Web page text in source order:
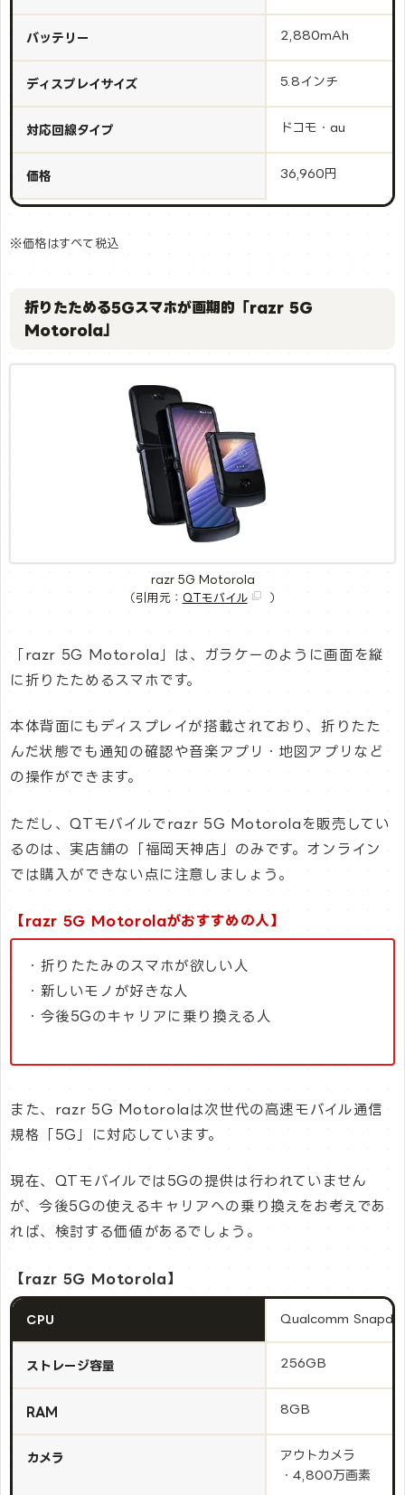
バッテリー 2,880mAh
ディスプレイサイズ 5.8インチ
対応回線タイプ ドコモ・au
価格 36,960円
※価格はすべて税込
折りたためる5Gスマホが画期的「razr 5G
Motorola」
razr 5G Motorola
（引用元： QTモバイル ）
「razr 5G Motorola」は、ガラケーのように画面を縦
に折りたためるスマホです。
本体背面にもディスプレイが搭載されており、折りたた
んだ状態でも通知の確認や音楽アプリ・地図アプリなど
の操作ができます。
ただし、QTモバイルでrazr 5G Motorolaを販売してい
るのは、実店舗の「福岡天神店」のみです。オンライン
では購入ができない点に注意しましょう。
【razr 5G Motorolaがおすすめの人】
・折りたたみのスマホが欲しい人
・新しいモノが好きな人
・今後5Gのキャリアに乗り換える人
また、razr 5G Motorolaは次世代の高速モバイル通信
規格「5G」に対応しています。
現在、QTモバイルでは5Gの提供は行われていません
が、今後5Gの使えるキャリアへの乗り換えをお考えであ
れば、検討する価値があるでしょう。
【razr 5G Motorola】
CPU Qualcomm
ストレージ容量 256GB
RAM 8GB
カメラ
アウトカメラ
・4,800万画素